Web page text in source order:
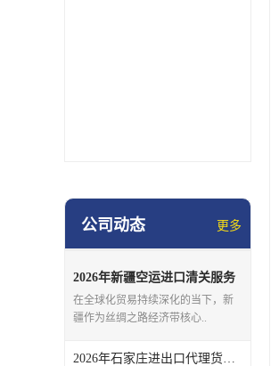
公司动态 更多
2026年新疆空运进口清关服务
商推荐，一站式外贸代理全链
路解析
在全球化贸易持续深化的当下，新
疆作为丝绸之路经济带核心..
2026年石家庄进出口代理货运服务参考：东方君创全链路代理解析